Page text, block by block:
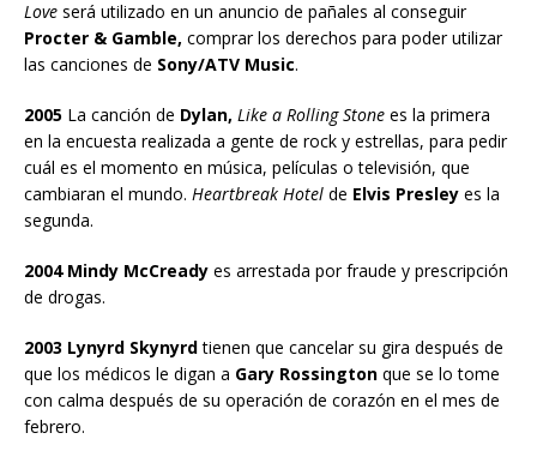
Love será utilizado en un anuncio de pañales al conseguir
Procter & Gamble, comprar los derechos para poder utilizar
las canciones de Sony/ATV Music.
2005 La canción de Dylan, Like a Rolling Stone es la primera
en la encuesta realizada a gente de rock y estrellas, para pedir
cuál es el momento en música, películas o televisión, que
cambiaran el mundo. Heartbreak Hotel de Elvis Presley es la
segunda.
2004 Mindy McCready es arrestada por fraude y prescripción
de drogas.
2003 Lynyrd Skynyrdtienen que cancelar su gira después de
que los médicos le digan a Gary Rossington que se lo tome
con calma después de su operación de corazón en el mes de
febrero.